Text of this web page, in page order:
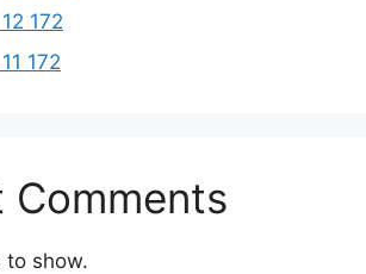
172
172
Comments
to show.